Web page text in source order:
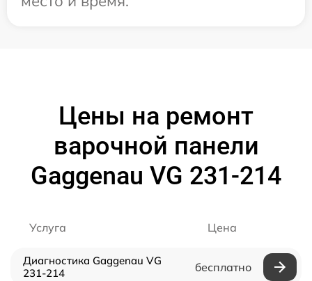
Цены на ремонт
варочной панели
Gaggenau VG 231-214
Услуга Цена
Диагностика Gaggenau VG
231-214
бесплатно